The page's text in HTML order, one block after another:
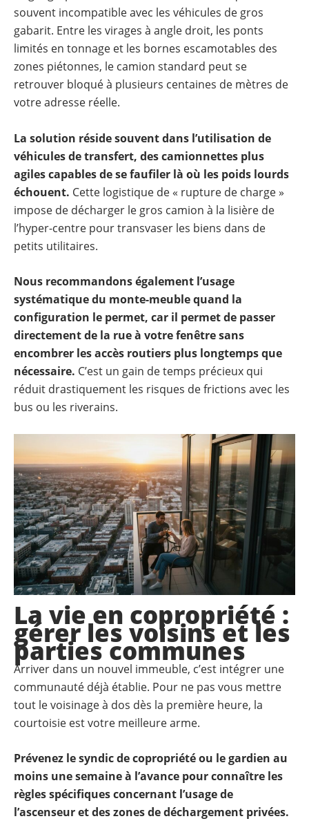
souvent incompatible avec les véhicules de gros
gabarit. Entre les virages à angle droit, les ponts
limités en tonnage et les bornes escamotables des
zones piétonnes, le camion standard peut se
retrouver bloqué à plusieurs centaines de mètres de
votre adresse réelle.
La solution réside souvent dans l’utilisation de
véhicules de transfert, des camionnettes plus
agiles capables de se faufiler là où les poids lourds
échouent. Cette logistique de « rupture de charge »
impose de décharger le gros camion à la lisière de
l’hyper-centre pour transvaser les biens dans de
petits utilitaires.
Nous recommandons également l’usage
systématique du monte-meuble quand la
configuration le permet, car il permet de passer
directement de la rue à votre fenêtre sans
encombrer les accès routiers plus longtemps que
nécessaire. C’est un gain de temps précieux qui
réduit drastiquement les risques de frictions avec les
bus ou les riverains.
La vie en copropriété :
gérer les voisins et les
parties communes
Arriver dans un nouvel immeuble, c’est intégrer une
communauté déjà établie. Pour ne pas vous mettre
tout le voisinage à dos dès la première heure, la
courtoisie est votre meilleure arme.
Prévenez le syndic de copropriété ou le gardien au
moins une semaine à l’avance pour connaître les
règles spécifiques concernant l’usage de
l’ascenseur et des zones de déchargement privées.